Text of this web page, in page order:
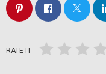
RATE IT